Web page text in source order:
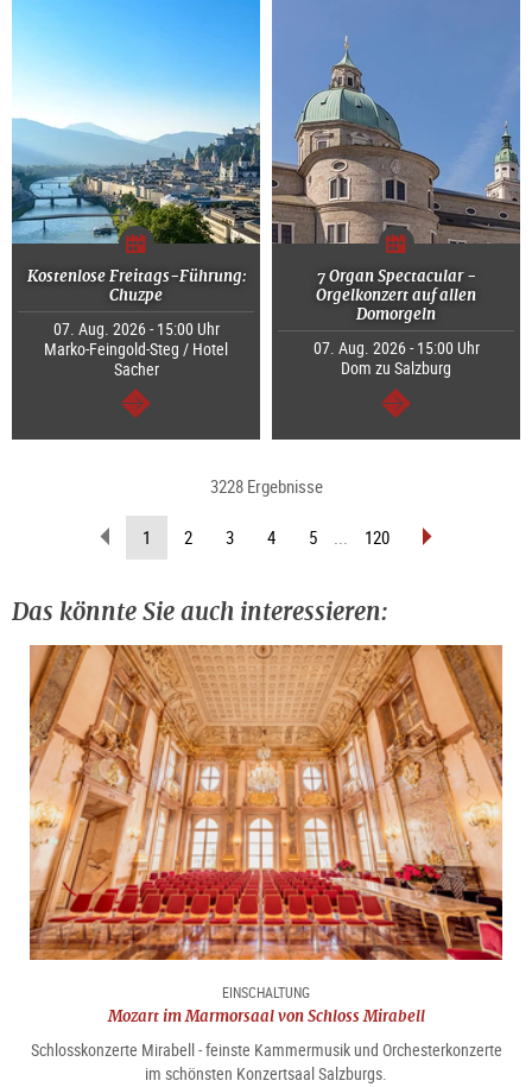
Kostenlose Freitags-Führung:
Chuzpe
07. Aug. 2026 - 15:00 Uhr
Marko-Feingold-Steg / Hotel
Sacher
weiter
7 Organ Spectacular -
Orgelkonzert auf allen
Domorgeln
07. Aug. 2026 - 15:00 Uhr
Dom zu Salzburg
weiter
3228 Ergebnisse
zurückblättern
1 (aktuelle
Seite)
2 3 4 5 ... 120 vorblättern
Das könnte Sie auch interessieren:
EINSCHALTUNG
Mozart im Marmorsaal von Schloss Mirabell
Schlosskonzerte Mirabell - feinste Kammermusik und Orchesterkonzerte
im schönsten Konzertsaal Salzburgs.